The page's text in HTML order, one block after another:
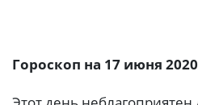
Гороскоп на 17 июня